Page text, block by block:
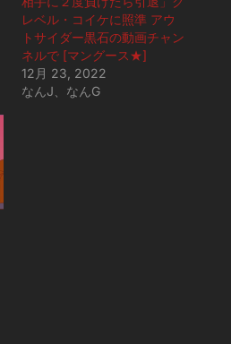
レベル・コイケに照準 アウ
トサイダー黒石の動画チャン
ネルで [マングース★]
12月 23, 2022
なんJ、なんG